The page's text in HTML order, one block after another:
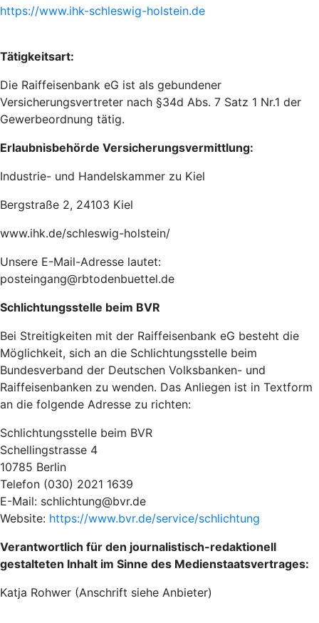
https://www.ihk-schleswig-holstein.de
Tätigkeitsart:
Die Raiffeisenbank eG ist als gebundener
Versicherungsvertreter nach §34d Abs. 7 Satz 1 Nr.1 der
Gewerbeordnung tätig.
Erlaubnisbehörde Versicherungsvermittlung:
Industrie- und Handelskammer zu Kiel
Bergstraße 2, 24103 Kiel
www.ihk.de/schleswig-holstein/
Unsere E-Mail-Adresse lautet:
posteingang@rbtodenbuettel.de
Schlichtungsstelle beim BVR
Bei Streitigkeiten mit der Raiffeisenbank eG besteht die
Möglichkeit, sich an die Schlichtungsstelle beim
Bundesverband der Deutschen Volksbanken- und
Raiffeisenbanken zu wenden. Das Anliegen ist in Textform
an die folgende Adresse zu richten:
Schlichtungsstelle beim BVR
Schellingstrasse 4
10785 Berlin
Telefon (030) 2021 1639
E-Mail: schlichtung@bvr.de
Website: https://www.bvr.de/service/schlichtung
Verantwortlich für den journalistisch-redaktionell
gestalteten Inhalt im Sinne des Medienstaatsvertrages:
Katja Rohwer (Anschrift siehe Anbieter)